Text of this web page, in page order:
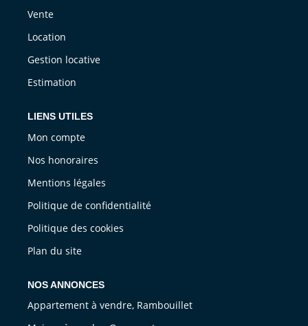
Vente
Location
Gestion locative
Estimation
LIENS UTILES
Mon compte
Nos honoraires
Mentions légales
Politique de confidentialité
Politique des cookies
Plan du site
NOS ANNONCES
Appartement à vendre, Rambouillet